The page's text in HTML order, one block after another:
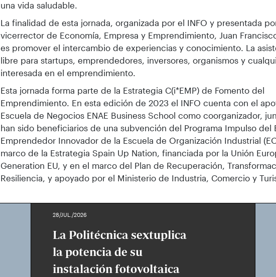
una vida saludable.
La finalidad de esta jornada, organizada por el INFO y presentada
vicerrector de Economía, Empresa y Emprendimiento, Juan
es promover el intercambio de experiencias y conocimiento. La
libre para startups, emprendedores, inversores, organismos y
interesada en el emprendimiento.
Esta jornada forma parte de la Estrategia C(i*EMP) de Fomento del
Emprendimiento. En esta edición de 2023 el INFO cuenta con el
Escuela de Negocios ENAE Business School como coorganizador,
han sido beneficiarios de una subvención del Programa Impulso del
Emprendedor Innovador de la Escuela de Organización Industrial
marco de la Estrategia Spain Up Nation, financiada por la Unión
Generation EU, y en el marco del Plan de Recuperación,
Resiliencia, y apoyado por el Ministerio de Industria, Comercio y
28/JUL./2026
La Politécnica sextuplica
la potencia de su
instalación fotovoltaica